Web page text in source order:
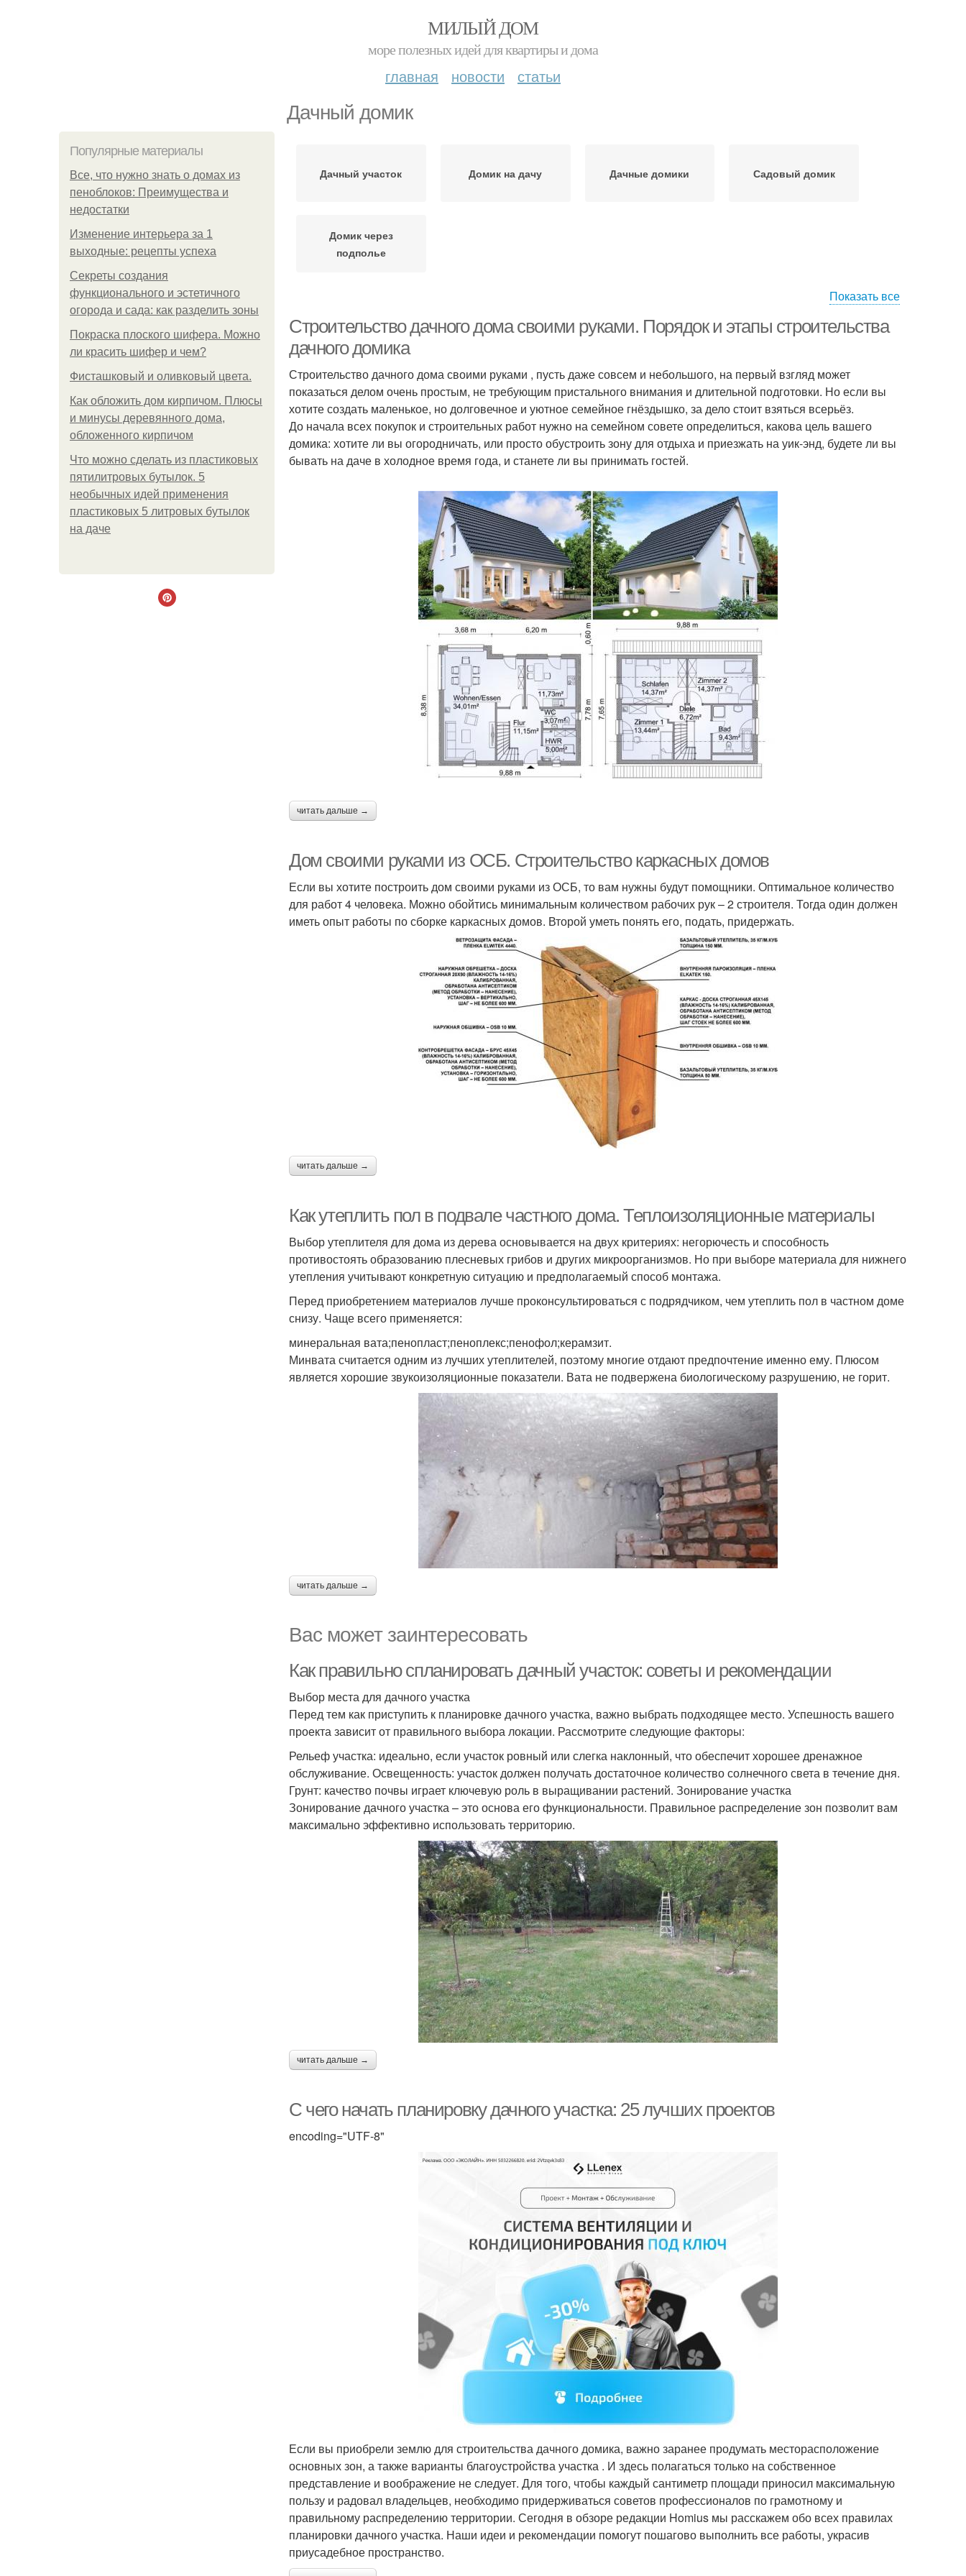
МИЛЫЙ ДОМ
море полезных идей для квартиры и дома
главная новости статьи
Дачный домик
Популярные материалы
Все, что нужно знать о домах из
пеноблоков: Преимущества и
недостатки
Изменение интерьера за 1
выходные: рецепты успеха
Секреты создания
функционального и эстетичного
огорода и сада: как разделить зоны
Покраска плоского шифера. Можно
ли красить шифер и чем?
Фисташковый и оливковый цвета.
Как обложить дом кирпичом. Плюсы
и минусы деревянного дома,
обложенного кирпичом
Что можно сделать из пластиковых
пятилитровых бутылок. 5
необычных идей применения
пластиковых 5 литровых бутылок
на даче
Дачный участок Домик на дачу Дачные домики Садовый домик
Домик через
подполье
Показать все
Строительство дачного дома своими руками. Порядок и этапы строительства
дачного домика
Строительство дачного дома своими руками , пусть даже совсем и небольшого, на первый взгляд может
показаться делом очень простым, не требующим пристального внимания и длительной подготовки. Но если вы
хотите создать маленькое, но долговечное и уютное семейное гнёздышко, за дело стоит взяться всерьёз.
До начала всех покупок и строительных работ нужно на семейном совете определиться, какова цель вашего
домика: хотите ли вы огородничать, или просто обустроить зону для отдыха и приезжать на уик-энд, будете ли вы
бывать на даче в холодное время года, и станете ли вы принимать гостей.
читать дальше →
Дом своими руками из ОСБ. Строительство каркасных домов
Если вы хотите построить дом своими руками из ОСБ, то вам нужны будут помощники. Оптимальное количество
для работ 4 человека. Можно обойтись минимальным количеством рабочих рук – 2 строителя. Тогда один должен
иметь опыт работы по сборке каркасных домов. Второй уметь понять его, подать, придержать.
читать дальше →
Как утеплить пол в подвале частного дома. Теплоизоляционные материалы
Выбор утеплителя для дома из дерева основывается на двух критериях: негорючесть и способность
противостоять образованию плесневых грибов и других микроорганизмов. Но при выборе материала для нижнего
утепления учитывают конкретную ситуацию и предполагаемый способ монтажа.
Перед приобретением материалов лучше проконсультироваться с подрядчиком, чем утеплить пол в частном доме
снизу. Чаще всего применяется:
минеральная вата;пенопласт;пеноплекс;пенофол;керамзит.
Минвата считается одним из лучших утеплителей, поэтому многие отдают предпочтение именно ему. Плюсом
является хорошие звукоизоляционные показатели. Вата не подвержена биологическому разрушению, не горит.
читать дальше →
Вас может заинтересовать
Как правильно спланировать дачный участок: советы и рекомендации
Выбор места для дачного участка
Перед тем как приступить к планировке дачного участка, важно выбрать подходящее место. Успешность вашего
проекта зависит от правильного выбора локации. Рассмотрите следующие факторы:
Рельеф участка: идеально, если участок ровный или слегка наклонный, что обеспечит хорошее дренажное
обслуживание. Освещенность: участок должен получать достаточное количество солнечного света в течение дня.
Грунт: качество почвы играет ключевую роль в выращивании растений. Зонирование участка
Зонирование дачного участка – это основа его функциональности. Правильное распределение зон позволит вам
максимально эффективно использовать территорию.
читать дальше →
С чего начать планировку дачного участка: 25 лучших проектов
encoding="UTF-8"
Если вы приобрели землю для строительства дачного домика, важно заранее продумать месторасположение
основных зон, а также варианты благоустройства участка . И здесь полагаться только на собственное
представление и воображение не следует. Для того, чтобы каждый сантиметр площади приносил максимальную
пользу и радовал владельцев, необходимо придерживаться советов профессионалов по грамотному и
правильному распределению территории. Сегодня в обзоре редакции Homius мы расскажем обо всех правилах
планировки дачного участка. Наши идеи и рекомендации помогут пошагово выполнить все работы, украсив
приусадебное пространство.